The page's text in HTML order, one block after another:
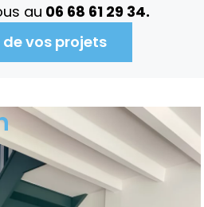
au 06 68 61 29 34.
de vos projets